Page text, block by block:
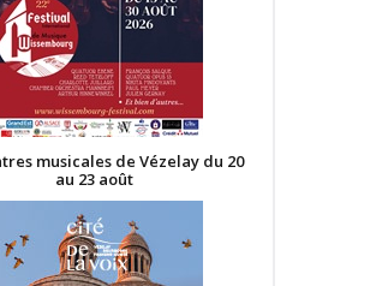
musicales de Vézelay du 20
au 23 août